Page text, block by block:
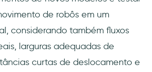
de robôs em um
considerando também fluxos
larguras adequadas de
curtas de deslocamento e